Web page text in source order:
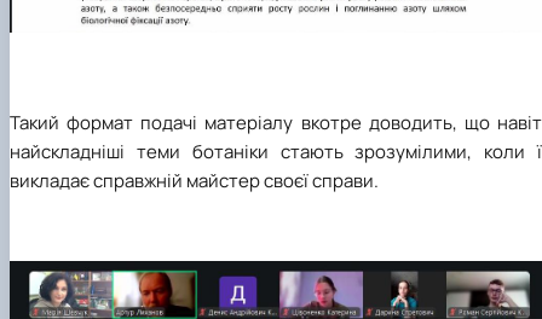
​Такий формат подачі матеріалу вкотре доводить, що
найскладніші теми ботаніки стають зрозумілими, коли
викладає справжній майстер своєї справи.